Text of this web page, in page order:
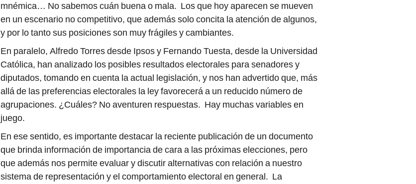
mnémica… No sabemos cuán buena o mala. Los que hoy aparecen se mueven
en un escenario no competitivo, que además solo concita la atención de algunos,
y por lo tanto sus posiciones son muy frágiles y cambiantes.
En paralelo, Alfredo Torres desde Ipsos y Fernando Tuesta, desde la Universidad
Católica, han analizado los posibles resultados electorales para senadores y
diputados, tomando en cuenta la actual legislación, y nos han advertido que, más
allá de las preferencias electorales la ley favorecerá a un reducido número de
agrupaciones. ¿Cuáles? No aventuren respuestas. Hay muchas variables en
juego.
En ese sentido, es importante destacar la reciente publicación de un documento
que brinda información de importancia de cara a las próximas elecciones, pero
que además nos permite evaluar y discutir alternativas con relación a nuestro
sistema de representación y el comportamiento electoral en general. La